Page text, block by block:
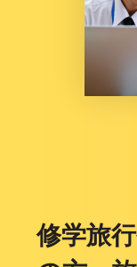
修学旅